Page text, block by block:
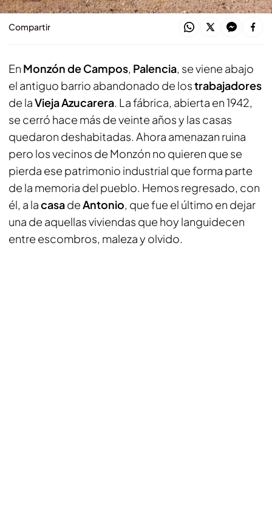
Compartir
En Monzón de Campos, Palencia, se viene abajo
el antiguo barrio abandonado de lostrabajadores
de laVieja Azucarera. La fábrica, abierta en 1942,
se cerró hace más de veinte años y las casas
quedaron deshabitadas. Ahora amenazan ruina
pero los vecinos de Monzón no quieren que se
pierda ese patrimonio industrial que forma parte
de la memoria del pueblo. Hemos regresado, con
él, a lacasadeAntonio, que fue el último en dejar
una de aquellas viviendas que hoy languidecen
entre escombros, maleza y olvido.